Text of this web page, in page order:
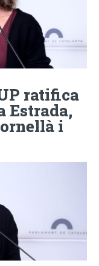
ratifica
Estrada,
i